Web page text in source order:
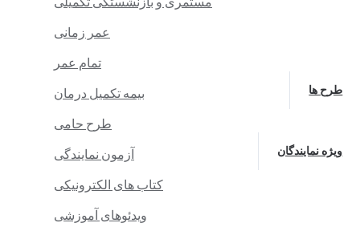
عمر زمانی
تمام عمر
طرح ها
بیمه تکمیل درمان
طرح حامی
ویژه نمایندگان
آزمون نمایندگی
کتاب های الکترونیکی
ویدئوهای آموزشی